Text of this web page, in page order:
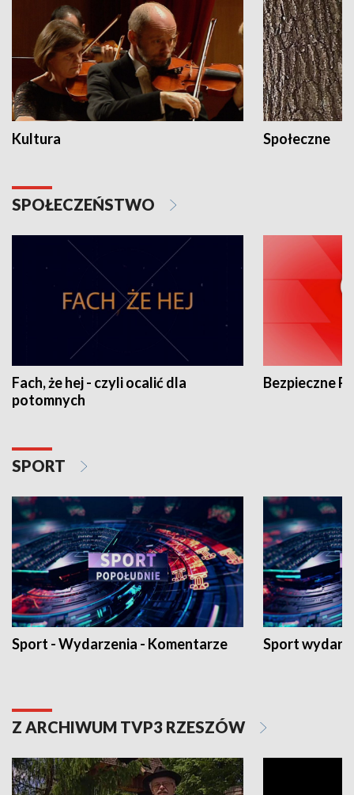
Kultura Społeczne
SPOŁECZEŃSTWO
Fach, że hej - czyli ocalić dla
potomnych
Bezpieczne
SPORT
Sport - Wydarzenia - Komentarze Sport
Z ARCHIWUM TVP3 RZESZÓW